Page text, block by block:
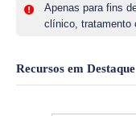
Apenas para fins
clínico, tratamento
Recursos em Destaque